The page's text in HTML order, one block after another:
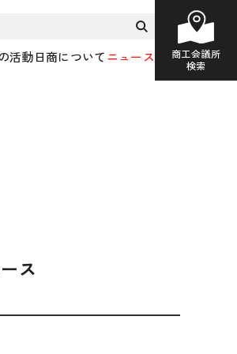
活動日商についてニュース
商工会議所
検索
ス